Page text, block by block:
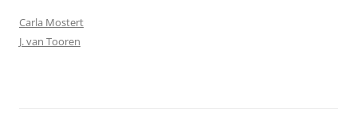
Carla Mostert
J. van Tooren